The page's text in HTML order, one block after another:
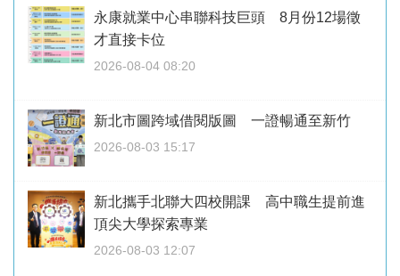
永康就業中心串聯科技巨頭 8月份12場徵
才直接卡位
2026-08-04 08:20
新北市圖跨域借閱版圖 一證暢通至新竹
2026-08-03 15:17
新北攜手北聯大四校開課 高中職生提前進
頂尖大學探索專業
2026-08-03 12:07